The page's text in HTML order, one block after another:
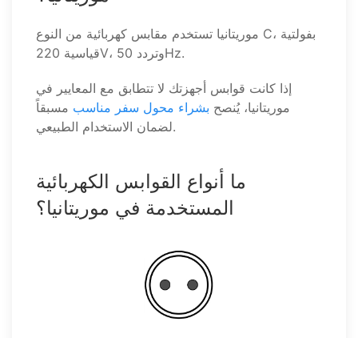
موريتانيا تستخدم مقابس كهربائية من النوع C، بفولتية
قياسية 220V، وتردد 50Hz.
إذا كانت قوابس أجهزتك لا تتطابق مع المعايير في
موريتانيا، يُنصح بشراء محول سفر مناسب مسبقاً
لضمان الاستخدام الطبيعي.
ما أنواع القوابس الكهربائية
المستخدمة في موريتانيا؟